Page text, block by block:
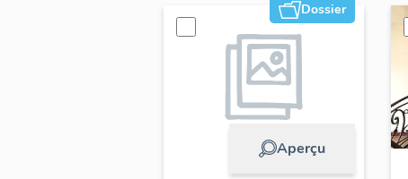
Dossier
Aperçu